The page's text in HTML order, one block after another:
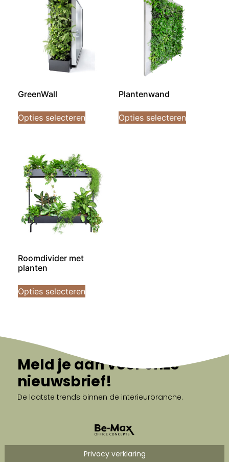
GreenWall
Opties selecteren
Plantenwand
Opties selecteren
Roomdivider met
planten
Opties selecteren
Meld je aan voor onze
nieuwsbrief!
De laatste trends binnen de interieurbranche.
Privacy verklaring